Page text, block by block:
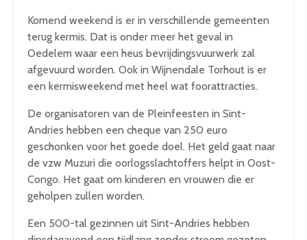
Komend weekend is er in verschillende gemeenten
terug kermis. Dat is onder meer het geval in
Oedelem waar een heus bevrijdingsvuurwerk zal
afgevuurd worden. Ook in Wijnendale Torhout is er
een kermisweekend met heel wat foorattracties.
De organisatoren van de Pleinfeesten in Sint-
Andries hebben een cheque van 250 euro
geschonken voor het goede doel. Het geld gaat naar
de vzw Muzuri die oorlogsslachtoffers helpt in Oost-
Congo. Het gaat om kinderen en vrouwen die er
geholpen zullen worden.
Een 500-tal gezinnen uit Sint-Andries hebben